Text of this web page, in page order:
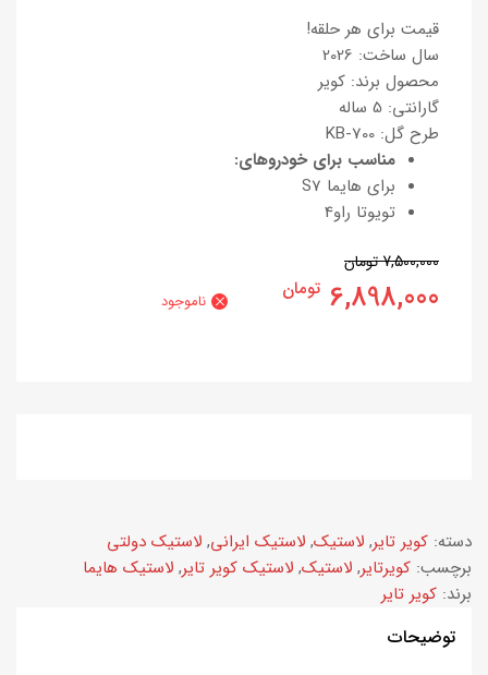
قیمت برای هر حلقه!
سال ساخت: 2026
محصول برند: کویر
گارانتی: 5 ساله
طرح گل: KB-700
مناسب برای خودروهای:
برای هایما S7
تویوتا راو4
7,500,000تومان
6,898,000 تومان ناموجود
دسته: کویر تایر, لاستیک, لاستیک ایرانی, لاستیک دولتی
برچسب: کویرتایر, لاستیک, لاستیک کویر تایر, لاستیک هایما
برند: کویر تایر
توضیحات